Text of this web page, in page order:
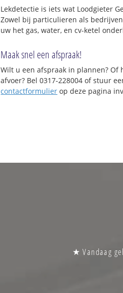
Lekdetectie is iets wat Loodgieter
Zowel bij particulieren als
uw het gas, water, en cv-ketel
Maak snel een afspraak!
Wilt u een afspraak in plannen?
afvoer? Bel 0317-228004 of stuur
contactformulier op deze pagina
★ Vandaag